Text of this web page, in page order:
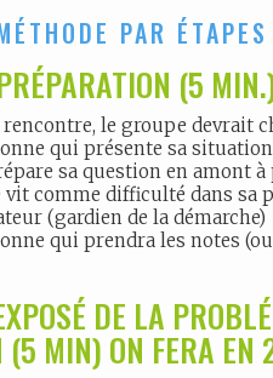
PAR
(5
rencontre, le groupe devrait
qui présente sa
sa question en amont
vit comme difficulté dans sa
(gardien de la démarche)
qui prendra les notes
DE LA
(5 MIN) ON FERA EN